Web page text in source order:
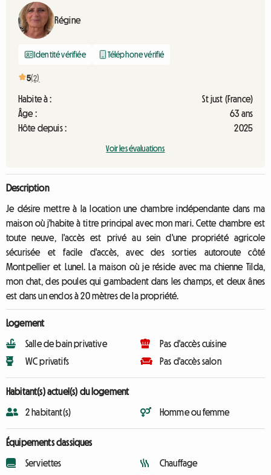
Régine
Identité vérifiée Téléphone vérifié
5(2)
Habite à :
St just (France)
Âge :
63 ans
Hôte depuis :
2025
Voir les évaluations
Description
Je désire mettre à la location une chambre indépendante dans ma
maison où j'habite à titre principal avec mon mari. Cette chambre est
toute neuve, l'accès est privé au sein d'une propriété agricole
sécurisée et facile d'accès, avec des sorties autoroute côté
Montpellier et Lunel. La maison où je réside avec ma chienne Tilda,
mon chat, des poules qui gambadent dans les champs, et deux ânes
est dans un enclos à 20 mètres de la propriété.
Logement
Salle de bain privative
WC privatifs
Pas d'accès cuisine
Pas d'accès salon
Habitant(s) actuel(s) du logement
2 habitant(s) Homme ou femme
Équipements classiques
Serviettes
Chauffage